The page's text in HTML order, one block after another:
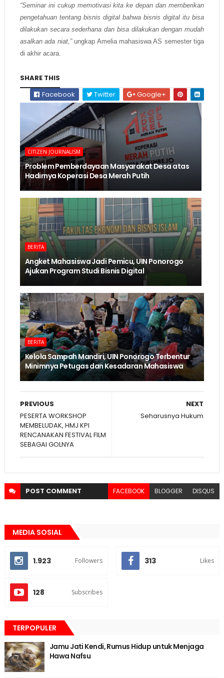
“Seminar ini cukup memotivasi kita ke depan dan memberikan
pengetahuan tentang bisnis digital bahwa bisnis digital itu bisa
dilakukan secara sederhana dan bisa dilakukan dengan mudah
asalkan ada niat,”ungkap Amelia mahasiswa AS semester tiga
di akhir acara.
SHARE THIS
Facebook
Twitter Google+
CITIZEN JOURNALISM
Problem Pemberdayaan Masyarakat Desa atas
Hadirnya Koperasi Desa Merah Putih
BERITA
Angket Mahasiswa Jadi Pemicu, UIN Ponorogo
Ajukan Program Studi Bisnis Digital
BERITA
Kelola Sampah Mandiri, UIN Ponorogo Terbentur
Minimnya Petugas dan Kesadaran Mahasiswa
NEXT
Seharusnya Hukum
PREVIOUS
PESERTA WORKSHOP
MEMBELUDAK, HMJ KPI
RENCANAKAN FESTIVAL FILM
SEBAGAI GOLNYA
POST COMMENT FACEBOOK BLOGGER DISQUS
MEDIA SOSIAL
1.923 Followers 313 Likes
128 Subscribes
TERPOPULER
Jamu Jati Kendi, Rumus Hidup untuk Menjaga
Hawa Nafsu